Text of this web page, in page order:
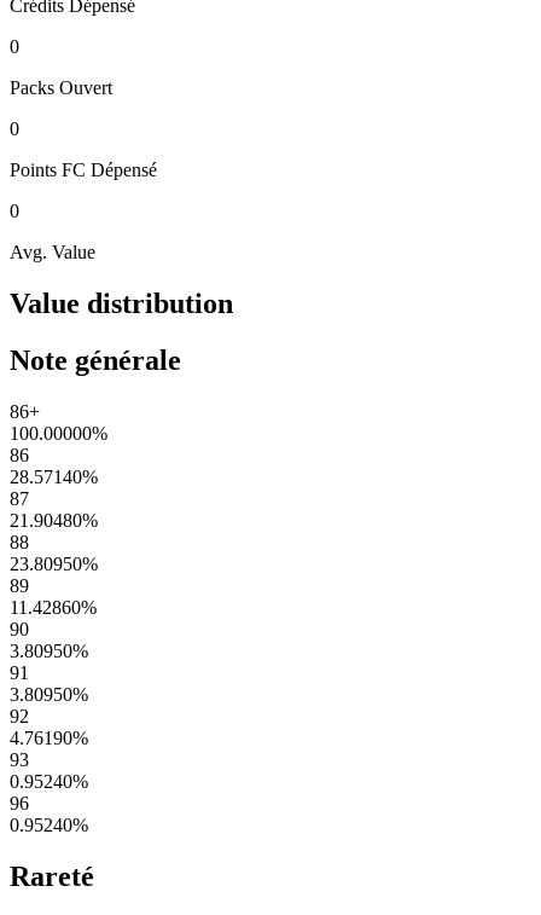
Crédits
Dépensé
0
Packs Ouvert
0
Points FC Dépensé
0
Avg. Value
Value distribution
Note générale
86+
100.00000%
86
28.57140%
87
21.90480%
88
23.80950%
89
11.42860%
90
3.80950%
91
3.80950%
92
4.76190%
93
0.95240%
96
0.95240%
Rareté